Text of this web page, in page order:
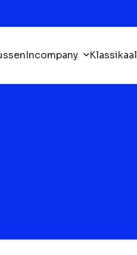
Incompany Klassikaal